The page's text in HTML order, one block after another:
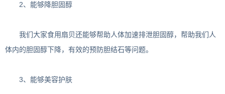
2、能够降胆固醇
我们大家食用扇贝还能够帮助人体加速排泄胆固醇，帮助我们人
体内的胆固醇下降，有效的预防胆结石等问题。
3、能够美容护肤